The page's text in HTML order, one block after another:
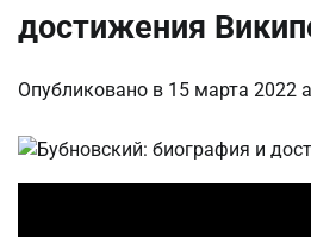
достижения
Опубликовано в 15 марта 2022